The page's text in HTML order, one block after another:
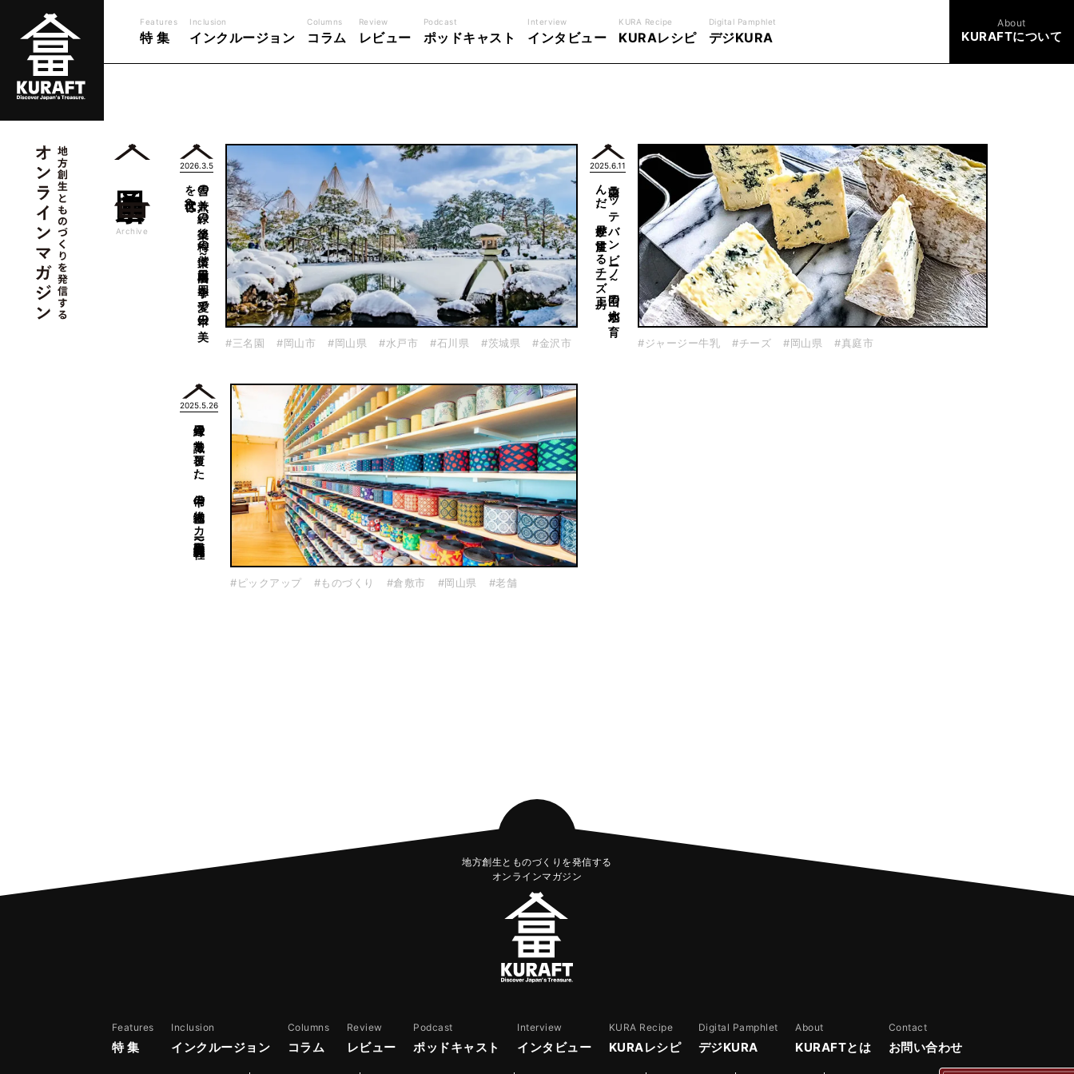
Features
特 集
Inclusion
インクルージョン
Columns
コラム
Review
レビュー
Podcast
ポッドキャスト
Interview
インタビュー
KURA Recipe
KURAレシピ
Digital Pamphlet
デジKURA
About
KURAFTについて
Archive
2026.3.5
雪の
兼六、
緑の
後楽、
梅の
偕楽～
日本三名園、
四季を
愛で
日本の
美
を
次世代へ
～
#三名園 #岡山市 #岡山県 #水戸市 #石川県 #茨城県 #金沢市
2025.6.11
蒜山ラ
ッ
テ
バ
ン
ビ
ーノ
～
岡山の
大地が
育
ん
だ
、
世界が
注目す
る
チ
ーズ
工房
#ジャージー牛乳 #チーズ #岡山県 #真庭市
2025.5.26
畳縁の常識を覆した、備中の織物メーカー〜髙田織物株式会社〜
#ピックアップ #ものづくり #倉敷市 #岡山県 #老舗
地方創生とものづくりを発信する
オンラインマガジン
Features
特 集
Inclusion
インクルージョン
Columns
コラム
Review
レビュー
Podcast
ポッドキャスト
Interview
インタビュー
KURA Recipe
KURAレシピ
Digital Pamphlet
デジKURA
About
KURAFTとは
Contact
お問い合わせ